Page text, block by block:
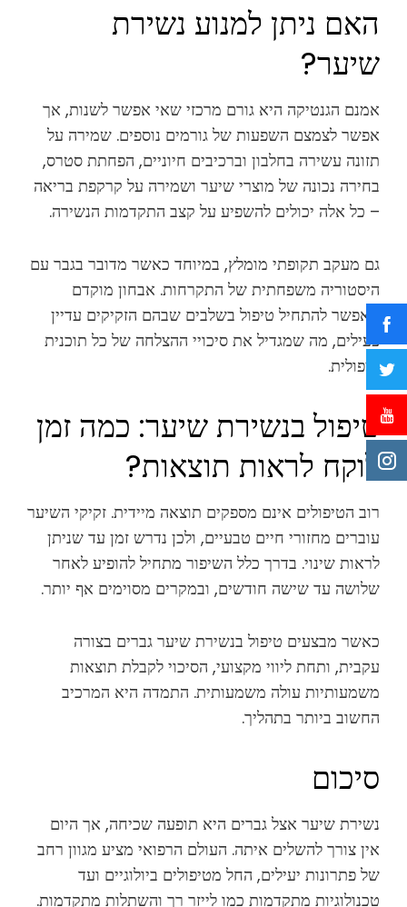
האם ניתן למנוע נשירת
שיער?
אמנם הגנטיקה היא גורם מרכזי שאי אפשר לשנות, אך
אפשר לצמצם השפעות של גורמים נוספים. שמירה על
תזונה עשירה בחלבון וברכיבים חיוניים, הפחתת סטרס,
בחירה נכונה של מוצרי שיער ושמירה על קרקפת בריאה
– כל אלה יכולים להשפיע על קצב התקדמות הנשירה.
גם מעקב תקופתי מומלץ, במיוחד כאשר מדובר בגבר עם
היסטוריה משפחתית של התקרחות. אבחון מוקדם
מאפשר להתחיל טיפול בשלבים שבהם הזקיקים עדיין
פעילים, מה שמגדיל את סיכויי ההצלחה של כל תוכנית
טיפולית.
טיפול בנשירת שיער: כמה זמן
לוקח לראות תוצאות?
רוב הטיפולים אינם מספקים תוצאה מיידית. זקיקי השיער
עוברים מחזורי חיים טבעיים, ולכן נדרש זמן עד שניתן
לראות שינוי. בדרך כלל השיפור מתחיל להופיע לאחר
שלושה עד שישה חודשים, ובמקרים מסוימים אף יותר.
כאשר מבצעים טיפול בנשירת שיער גברים בצורה
עקבית, ותחת ליווי מקצועי, הסיכוי לקבלת תוצאות
משמעותיות עולה משמעותית. התמדה היא המרכיב
החשוב ביותר בתהליך.
סיכום
נשירת שיער אצל גברים היא תופעה שכיחה, אך היום
אין צורך להשלים איתה. העולם הרפואי מציע מגוון רחב
של פתרונות יעילים, החל מטיפולים ביולוגיים ועד
טכנולוגיות מתקדמות כמו לייזר רך והשתלות מתקדמות.